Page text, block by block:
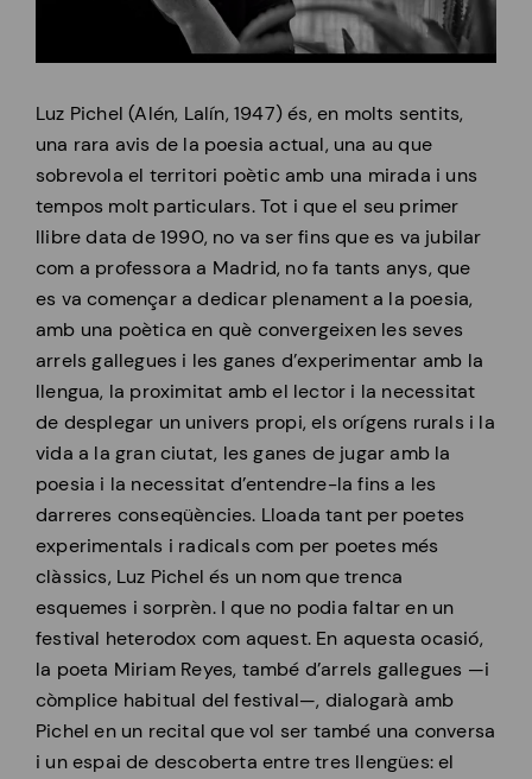
Luz Pichel (Alén, Lalín, 1947) és, en molts sentits,
una rara avis de la poesia actual, una au que
sobrevola el territori poètic amb una mirada i uns
tempos molt particulars. Tot i que el seu primer
llibre data de 1990, no va ser fins que es va jubilar
com a professora a Madrid, no fa tants anys, que
es va començar a dedicar plenament a la poesia,
amb una poètica en què convergeixen les seves
arrels gallegues i les ganes d’experimentar amb la
llengua, la proximitat amb el lector i la necessitat
de desplegar un univers propi, els orígens rurals i la
vida a la gran ciutat, les ganes de jugar amb la
poesia i la necessitat d’entendre-la fins a les
darreres conseqüències. Lloada tant per poetes
experimentals i radicals com per poetes més
clàssics, Luz Pichel és un nom que trenca
esquemes i sorprèn. I que no podia faltar en un
festival heterodox com aquest. En aquesta ocasió,
la poeta Miriam Reyes, també d’arrels gallegues —i
còmplice habitual del festival—, dialogarà amb
Pichel en un recital que vol ser també una conversa
i un espai de descoberta entre tres llengües: el